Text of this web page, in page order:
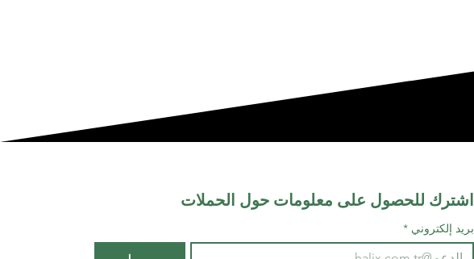
اشترك للحصول على معلومات حول الحملات
بريد إلكتروني *